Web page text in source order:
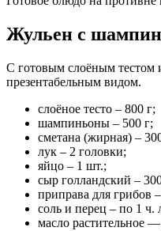
Жульен c
С готовым слоёным тестом
презентабельным видом.
слоёное тесто – 800 г;
шампиньоны – 500 г;
сметана (жирная) –
лук – 2 головки;
яйцо – 1 шт.;
сыр голландский –
приправа для грибов
соль и перец – по 1 ч.
масло растительное